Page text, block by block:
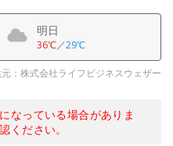
明日
36℃／29℃
：株式会社ライフビジネスウェザー
なっている場合がありま
ください。